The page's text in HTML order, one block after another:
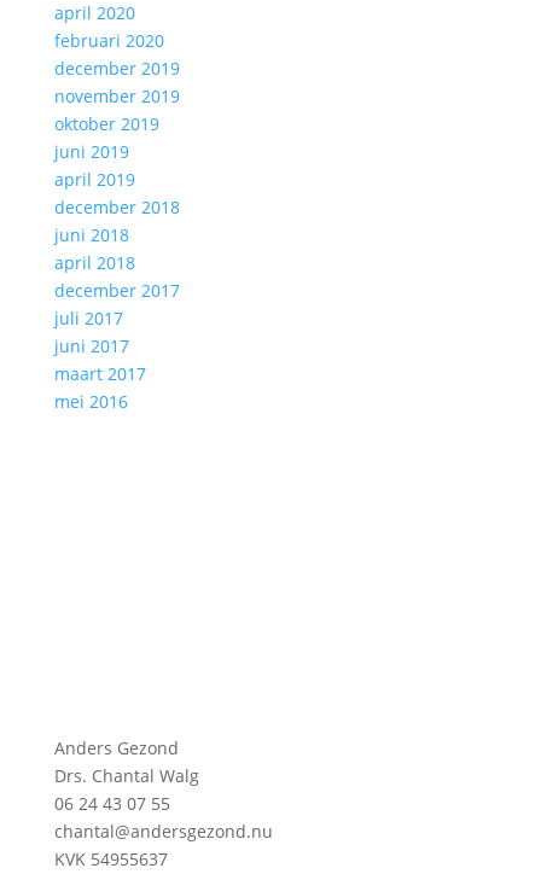
april 2020
februari 2020
december 2019
november 2019
oktober 2019
juni 2019
april 2019
december 2018
juni 2018
april 2018
december 2017
juli 2017
juni 2017
maart 2017
mei 2016
Anders Gezond
Drs. Chantal Walg
06 24 43 07 55
chantal@andersgezond.nu
KVK 54955637